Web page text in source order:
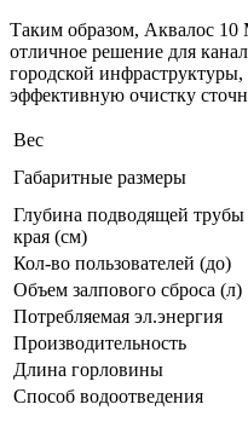
Таким образом, Аквалос 10
отличное решение для
городской инфраструктуры,
эффективную очистку
Вес
Габаритные размеры
Глубина подводящей
края (см)
Кол-во пользователей (до)
Объем залпового сброса (л)
Потребляемая эл.энергия
Производительность
Длина горловины
Способ водоотведения